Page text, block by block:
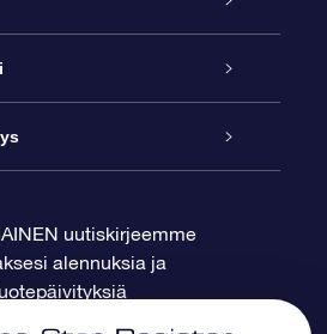
Tähtisivu
uutiskirjeemme
alennuksia ja